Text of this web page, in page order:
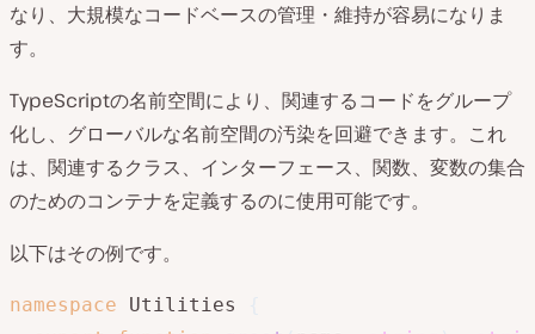
なり、大規模なコードベースの管理・維持が容易になりま
す。
TypeScriptの名前空間により、関連するコードをグループ
化し、グローバルな名前空間の汚染を回避できます。これ
は、関連するクラス、インターフェース、関数、変数の集合
のためのコンテナを定義するのに使用可能です。
以下はその例です。
namespace Utilities